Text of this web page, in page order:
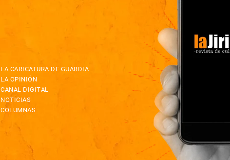
LA CARICATURA DE GUARDIA
LA OPINIÓN
CANAL DIGITAL
NOTICIAS
COLUMNAS